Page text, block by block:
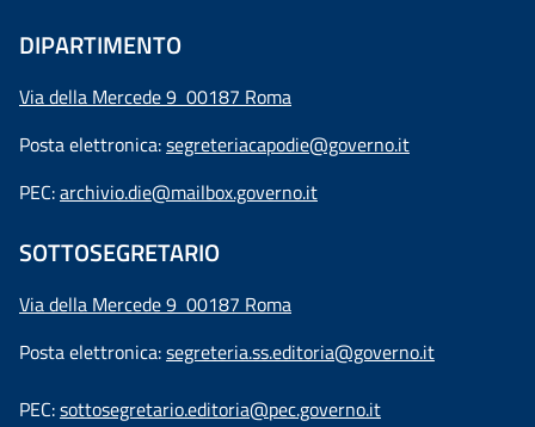
DIPARTIMENTO
Via della Mercede 9 00187 Roma
Posta elettronica:segreteriacapodie@governo.it
PEC:archivio.die@mailbox.governo.it
SOTTOSEGRETARIO
Via della Mercede 9 00187 Roma
Posta elettronica:segreteria.ss.editoria@governo.it
PEC:sottosegretario.editoria@pec.governo.it